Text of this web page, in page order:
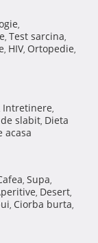
,
, Test sarcina,
, HIV, Ortopedie,
Intretinere,
slabit, Dieta
acasa
, Supa,
, Desert,
, Ciorba burta,